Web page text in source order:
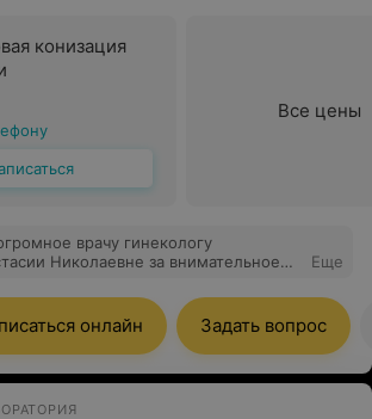
конизация
Все цены
врачу гинекологу
Николаевне за внимательное
вопросы. Очень довольна
приятно к ней возвращаться)
Еще
онлайн Задать вопрос